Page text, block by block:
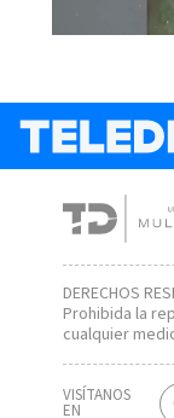
DERECHOS
Prohibida la
cualquier
VISÍTANOS
EN